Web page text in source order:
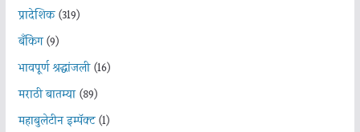
प्रादेशिक(319)
बँकिंग(9)
भावपूर्ण श्रद्धांजली(16)
मराठी बातम्या(89)
महाबुलेटीन इम्पॅक्ट(1)